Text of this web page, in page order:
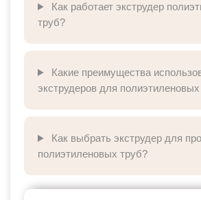
Как работает экструдер
труб?
Какие преимущества
экструдеров для
Как выбрать экструдер для
полиэтиленовых труб?